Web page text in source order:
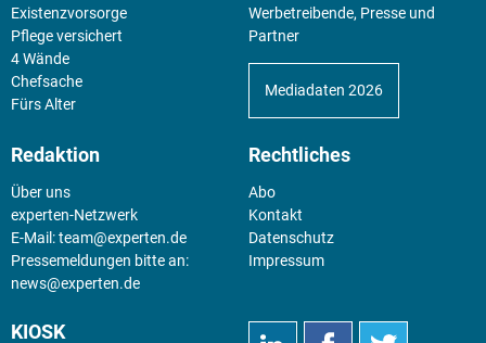
Existenz­vorsorge
Pflege versichert
4 Wände
Chefsache
Fürs Alter
Werbetreibende, Presse und
Partner
Mediadaten 2026
Redaktion
Über uns
experten-Netzwerk
E-Mail:team@experten.de
Pressemeldungen bitte an:
news@experten.de
Rechtliches
Abo
Kontakt
Datenschutz
Impressum
KIOSK